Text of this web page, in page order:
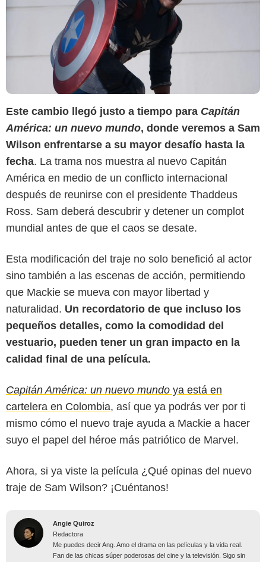
Este cambio llegó justo a tiempo para Capitán
América: un nuevo mundo, donde veremos a Sam
Wilson enfrentarse a su mayor desafío hasta la
fecha. La trama nos muestra al nuevo Capitán
América en medio de un conflicto internacional
después de reunirse con el presidente Thaddeus
Ross. Sam deberá descubrir y detener un complot
mundial antes de que el caos se desate.
Esta modificación del traje no solo benefició al actor
sino también a las escenas de acción, permitiendo
que Mackie se mueva con mayor libertad y
naturalidad. Un recordatorio de que incluso los
pequeños detalles, como la comodidad del
vestuario, pueden tener un gran impacto en la
calidad final de una película.
Capitán América: un nuevo mundo ya está en
cartelera en Colombia, así que ya podrás ver por ti
mismo cómo el nuevo traje ayuda a Mackie a hacer
suyo el papel del héroe más patriótico de Marvel.
Ahora, si ya viste la película ¿Qué opinas del nuevo
traje de Sam Wilson? ¡Cuéntanos!
Angie Quiroz
Redactora
Me puedes decir Ang. Amo el drama en las películas y la vida real.
Fan de las chicas súper poderosas del cine y la televisión. Sigo sin